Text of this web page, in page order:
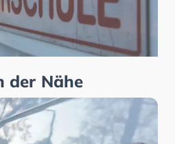
der Nähe